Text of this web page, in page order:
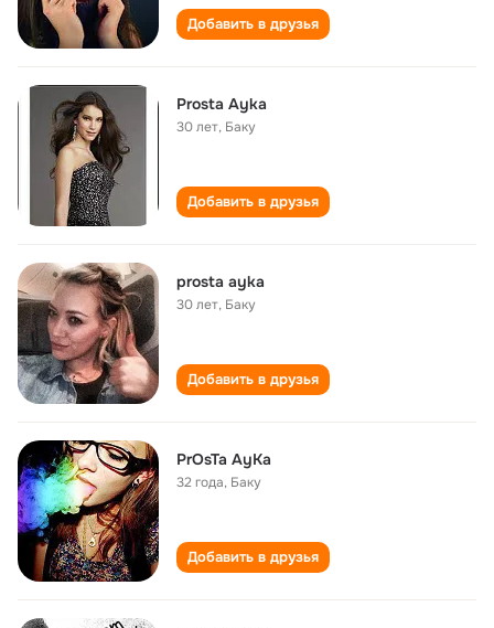
Добавить в друзья
Prosta Ayka
30 лет, Баку
Добавить в друзья
prosta ayka
30 лет, Баку
Добавить в друзья
PrOsTa AyKa
32 года, Баку
Добавить в друзья